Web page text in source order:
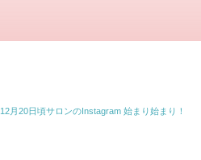
12月20日頃サロンのInstagram 始まり始まり！